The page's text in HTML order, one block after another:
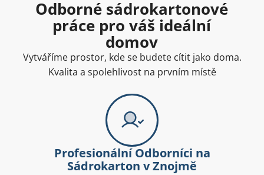
Odborné sádrokartonové
práce pro váš ideální
domov
Vytváříme prostor, kde se budete cítit jako doma.
Kvalita a spolehlivost na prvním místě
Profesionální Odborníci na
Sádrokarton v Znojmě